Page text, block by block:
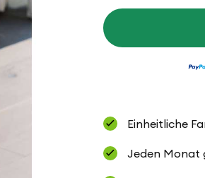
für
Einheitliche
Jeden Monat